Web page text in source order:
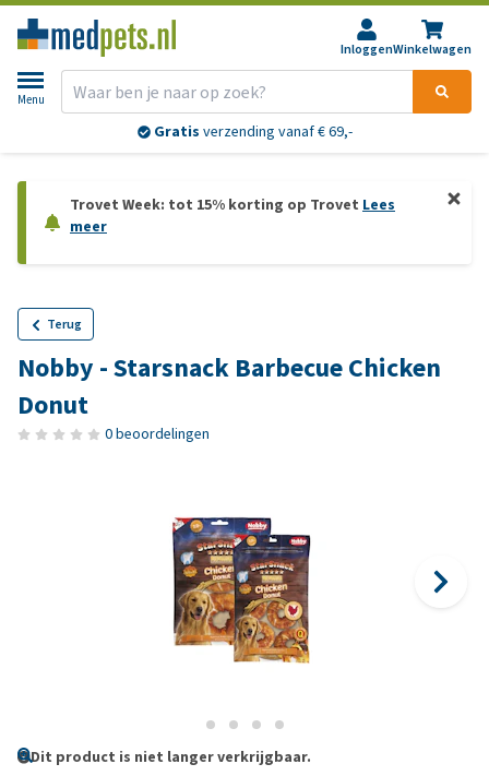
InloggenWinkelwagen
Menu
Gratis verzending vanaf € 69,-
Trovet Week: tot 15% korting op Trovet Lees
meer
Terug
Nobby - Starsnack Barbecue Chicken
Donut
0 beoordelingen
Dit product is niet langer verkrijgbaar.